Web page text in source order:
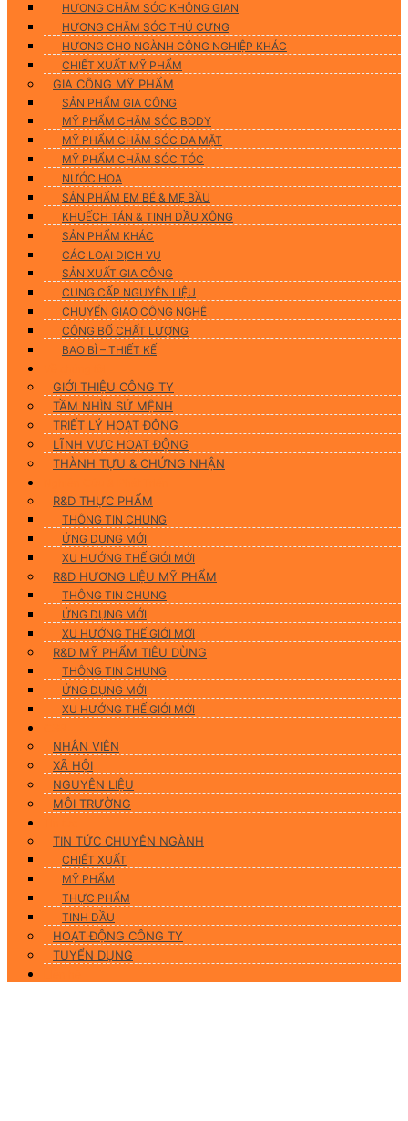
HƯƠNG CHĂM SÓC KHÔNG GIAN
HƯƠNG CHĂM SÓC THÚ CƯNG
HƯƠNG CHO NGÀNH CÔNG NGHIỆP KHÁC
CHIẾT XUẤT MỸ PHẨM
GIA CÔNG MỸ PHẨM
SẢN PHẨM GIA CÔNG
MỸ PHẨM CHĂM SÓC BODY
MỸ PHẨM CHĂM SÓC DA MẶT
MỸ PHẨM CHĂM SÓC TÓC
NƯỚC HOA
SẢN PHẨM EM BÉ & MẸ BẦU
KHUẾCH TÁN & TINH DẦU XÔNG
SẢN PHẨM KHÁC
CÁC LOẠI DỊCH VỤ
SẢN XUẤT GIA CÔNG
CUNG CẤP NGUYÊN LIỆU
CHUYỂN GIAO CÔNG NGHỆ
CÔNG BỐ CHẤT LƯỢNG
BAO BÌ – THIẾT KẾ
GIỚI THIỆU CÔNG TY
TẦM NHÌN SỨ MỆNH
TRIẾT LÝ HOẠT ĐỘNG
LĨNH VỰC HOẠT ĐỘNG
THÀNH TỰU & CHỨNG NHẬN
R&D THỰC PHẨM
THÔNG TIN CHUNG
ỨNG DUNG MỚI
XU HƯỚNG THẾ GIỚI MỚI
R&D HƯƠNG LIỆU MỸ PHẨM
THÔNG TIN CHUNG
ỨNG DỤNG MỚI
XU HƯỚNG THẾ GIỚI MỚI
R&D MỸ PHẨM TIÊU DÙNG
THÔNG TIN CHUNG
ỨNG DỤNG MỚI
XU HƯỚNG THẾ GIỚI MỚI
NHÂN VIÊN
XÃ HỘI
NGUYÊN LIỆU
MÔI TRƯỜNG
TIN TỨC CHUYÊN NGÀNH
CHIẾT XUẤT
MỸ PHẨM
THỰC PHẨM
TINH DẦU
HOẠT ĐỘNG CÔNG TY
TUYỂN DỤNG